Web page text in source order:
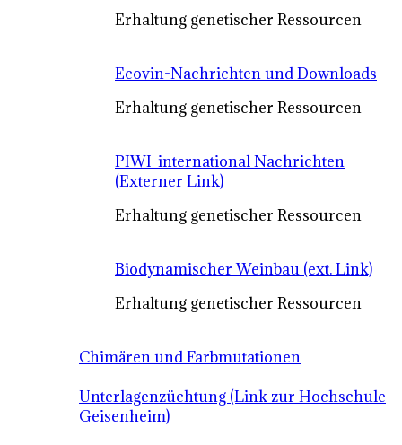
Erhaltung genetischer Ressourcen
Ecovin-Nachrichten und Downloads
Erhaltung genetischer Ressourcen
PIWI-international Nachrichten
(Externer Link)
Erhaltung genetischer Ressourcen
Biodynamischer Weinbau (ext. Link)
Erhaltung genetischer Ressourcen
Chimären und Farbmutationen
Unterlagenzüchtung (Link zur Hochschule
Geisenheim)